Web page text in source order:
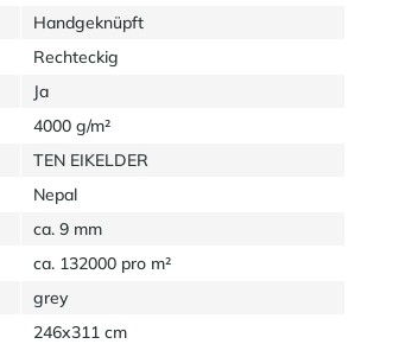
Handgeknüpft
Rechteckig
Ja
4000 g/m²
TEN EIKELDER
Nepal
ca. 9 mm
ca. 132000 pro m²
grey
246x311 cm